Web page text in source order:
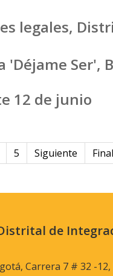
legales,
'Déjame Ser',
12 de junio
5 Siguiente Final
de
Carrera 7 # 32 -12,